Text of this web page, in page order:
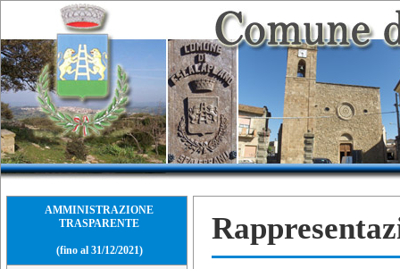
AMMINISTRAZIONE
TRASPARENTE
(fino al 31/12/2021)